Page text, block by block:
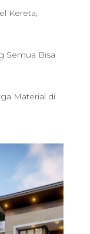
Kereta,
Semua Bisa
Material di